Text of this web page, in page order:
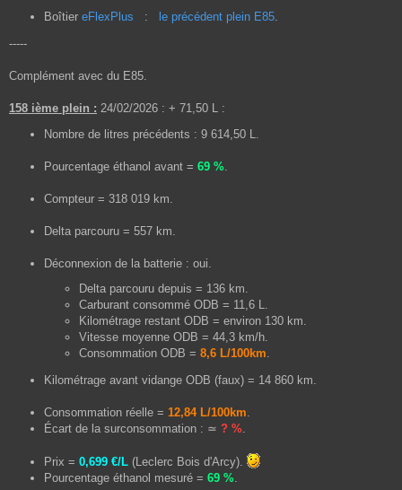
Boîtier eFlexPlus : le précédent plein E85
-----
Complément avec du E85.
158 ième plein : 24/02/2026 : + 71,50 L :
Nombre de litres précédents : 9 614,50 L.
Pourcentage éthanol avant = 69 %
Compteur = 318 019 km.
Delta parcouru = 557 km.
Déconnexion de la batterie : oui.
Delta parcouru depuis = 136 km.
Carburant consommé ODB = 11,6 L.
Kilométrage restant ODB = environ 130 km.
Vitesse moyenne ODB = 44,3 km/h.
Consommation ODB = 8,6 L/100km.
Kilométrage avant vidange ODB (faux) = 14 860 km.
Consommation réelle = 12,84 L/100km
Écart de la surconsommation : ≃ ? %
Prix = 0,699 €/L (Leclerc Bois d'Arcy).
Pourcentage éthanol mesuré = 69 %